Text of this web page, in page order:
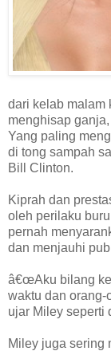
dari kelab malam
menghisap
Yang paling
di tong sampah
Bill Clinton.
Kiprah dan
oleh perilaku
pernah
dan menjauhi
â€œAku bilang
waktu dan orang-
ujar Miley seperti
Miley juga sering